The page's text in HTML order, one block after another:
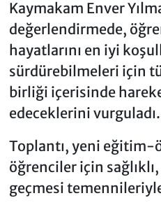
Kaymakam Enver
değerlendirmede,
hayatlarını en iyi
sürdürebilmeleri için
birliği içerisinde
edeceklerini vurguladı.
Toplantı, yeni eğitim-
öğrenciler için
geçmesi